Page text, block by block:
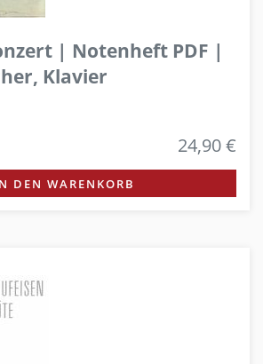
| Notenheft PDF |
Klavier
24,90 €
DEN WARENKORB